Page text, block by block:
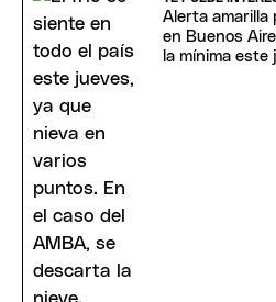
Alerta amarilla
en Buenos
la mínima este